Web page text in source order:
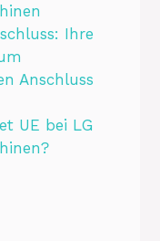
Ihre
Anschluss
UE bei LG